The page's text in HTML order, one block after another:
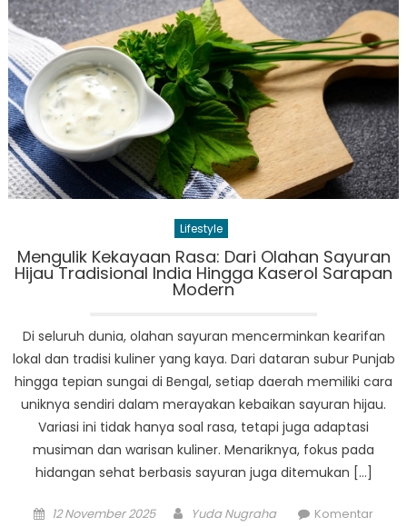
Keuangan
Indonesia:
Bunga
Deposito
Terbaru
di
Tengah
Lonjakan
Pembayaran
Digital
Lifestyle
Mengulik Kekayaan Rasa: Dari Olahan Sayuran
Hijau Tradisional India Hingga Kaserol Sarapan
Modern
Di seluruh dunia, olahan sayuran mencerminkan kearifan
lokal dan tradisi kuliner yang kaya. Dari dataran subur Punjab
hingga tepian sungai di Bengal, setiap daerah memiliki cara
uniknya sendiri dalam merayakan kebaikan sayuran hijau.
Variasi ini tidak hanya soal rasa, tetapi juga adaptasi
musiman dan warisan kuliner. Menariknya, fokus pada
hidangan sehat berbasis sayuran juga ditemukan […]
Posted
12 November 2025 Author
Yuda Nugraha
Komentar